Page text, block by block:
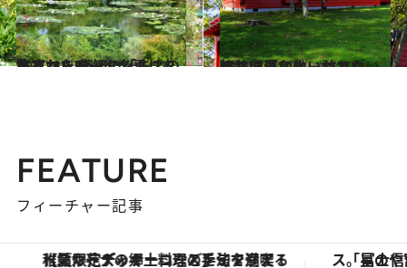
2020.8.13
本家から唯一、名乗りを許された 高知の「モネの庭」マルモッタン
旅＆お出かけ 2024.10.10
軽井沢「ししいわハウス」に滞在中、訪れたい建築必見ミュージアム
旅＆お出かけ
FEATURE
フィーチャー記事
【夏限定ディナーコース】旬を迎える稚鮎や花ズッキーニなどをイタリア・トスカーナの郷土料理の手法で満喫！